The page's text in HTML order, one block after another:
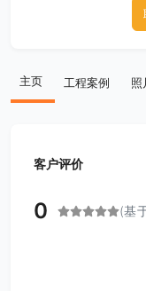
主页 工程案例 照
客户评价
0 (基